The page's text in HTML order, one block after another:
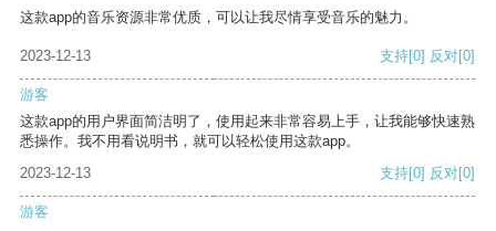
这款app的音乐资源非常优质，可以让我尽情享受音乐的魅力。
2023-12-13 支持[0] 反对[0]
游客
这款app的用户界面简洁明了，使用起来非常容易上手，让我能够快速熟
悉操作。我不用看说明书，就可以轻松使用这款app。
2023-12-13
支持[0] 反对[0]
游客